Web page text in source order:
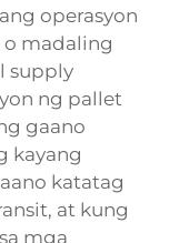
operasyon
madaling
supply
ng pallet
gaano
kayang
katatag
at kung
mga